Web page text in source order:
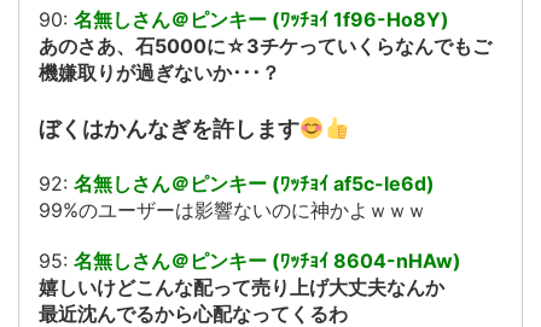
90: 名無しさん＠ピンキー (ﾜｯﾁｮｲ 1f96-Ho8Y)
あのさあ、石5000に☆3チケっていくらなんでもご
機嫌取りが過ぎないか･･･？
ぼくはかんなぎを許します
92: 名無しさん＠ピンキー (ﾜｯﾁｮｲ af5c-le6d)
99%のユーザーは影響ないのに神かよｗｗｗ
95: 名無しさん＠ピンキー (ﾜｯﾁｮｲ 8604-nHAw)
嬉しいけどこんな配って売り上げ大丈夫なんか
最近沈んでるから心配なってくるわ